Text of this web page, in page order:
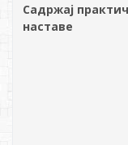
Садржај
наставе